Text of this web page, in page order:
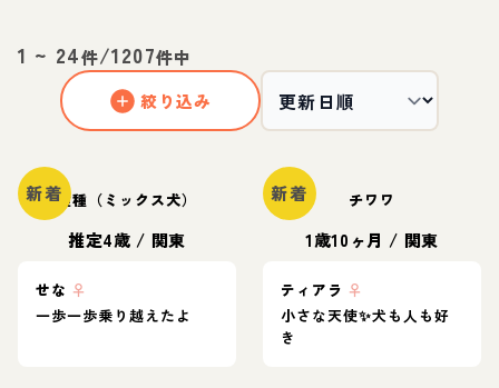
1 ~ 24件/1207件中
絞り込み
新着雑種（ミックス犬）
推定4歳 / 関東
せな ♀
一歩一歩乗り越えたよ
新着 チワワ
1歳10ヶ月 / 関東
ティアラ ♀
小さな天使✨️犬も人も好
き